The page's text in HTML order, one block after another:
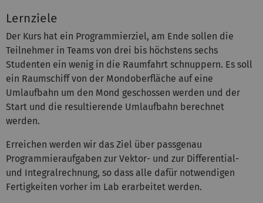
Lernziele
Der Kurs hat ein Programmierziel, am Ende sollen die
Teilnehmer in Teams von drei bis höchstens sechs
Studenten ein wenig in die Raumfahrt schnuppern. Es soll
ein Raumschiff von der Mondoberfläche auf eine
Umlaufbahn um den Mond geschossen werden und der
Start und die resultierende Umlaufbahn berechnet
werden.
Erreichen werden wir das Ziel über passgenau
Programmieraufgaben zur Vektor- und zur Differential-
und Integralrechnung, so dass alle dafür notwendigen
Fertigkeiten vorher im Lab erarbeitet werden.